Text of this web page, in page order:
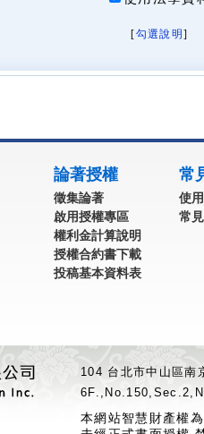
[勾選說明 ]
論著授權
徵集論著
啟用授權專區
權利金計算說明
授權合約書下載
投稿基本資料表
常
使
常
104 台北市中山區
本網站智慧財產權